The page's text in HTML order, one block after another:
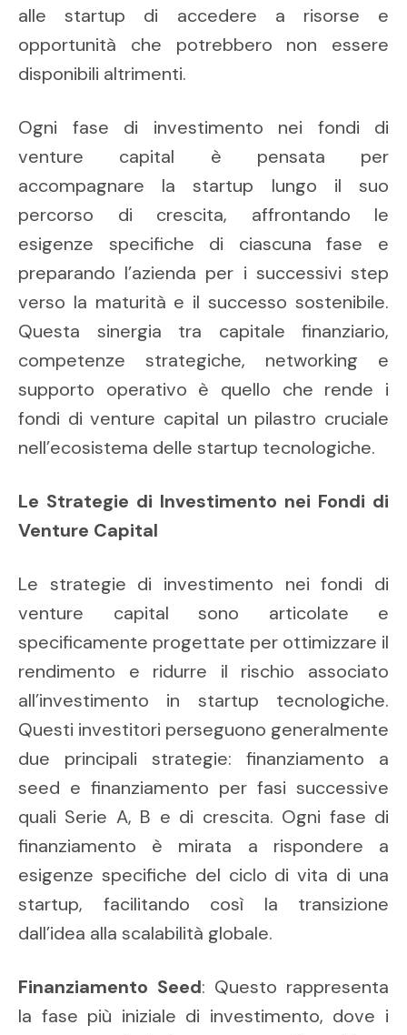
alle startup di accedere a risorse e
opportunità che potrebbero non essere
disponibili altrimenti.
Ogni fase di investimento nei fondi di
venture capital è pensata per
accompagnare la startup lungo il suo
percorso di crescita, affrontando le
esigenze specifiche di ciascuna fase e
preparando l’azienda per i successivi step
verso la maturità e il successo sostenibile.
Questa sinergia tra capitale finanziario,
competenze strategiche, networking e
supporto operativo è quello che rende i
fondi di venture capital un pilastro cruciale
nell’ecosistema delle startup tecnologiche.
Le Strategie di Investimento nei Fondi di
Venture Capital
Le strategie di investimento nei fondi di
venture capital sono articolate e
specificamente progettate per ottimizzare il
rendimento e ridurre il rischio associato
all’investimento in startup tecnologiche.
Questi investitori perseguono generalmente
due principali strategie: finanziamento a
seed e finanziamento per fasi successive
quali Serie A, B e di crescita. Ogni fase di
finanziamento è mirata a rispondere a
esigenze specifiche del ciclo di vita di una
startup, facilitando così la transizione
dall’idea alla scalabilità globale.
Finanziamento Seed: Questo rappresenta
la fase più iniziale di investimento, dove i